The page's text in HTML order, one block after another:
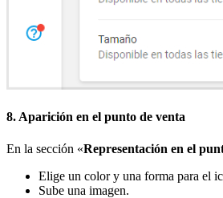
8. Aparición en el punto de venta
En la sección «Representación en el
Elige un color y una forma para el
Sube una imagen.